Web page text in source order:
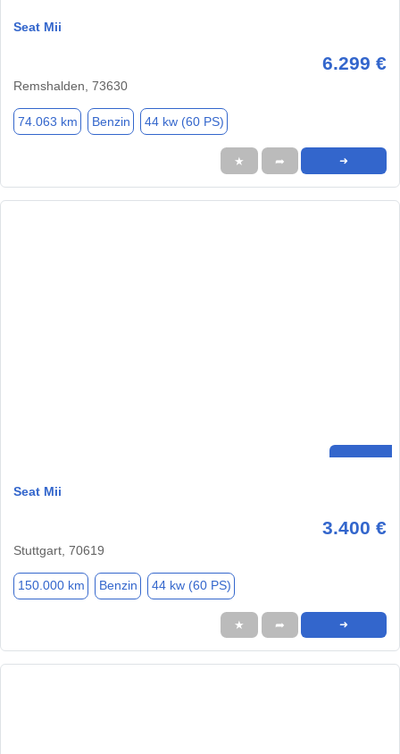
Seat Mii
6.299 €
Remshalden, 73630
74.063 km Benzin 44 kw (60 PS)
★ ➦ ➜
Seat Mii
3.400 €
Stuttgart, 70619
150.000 km Benzin 44 kw (60 PS)
★ ➦ ➜